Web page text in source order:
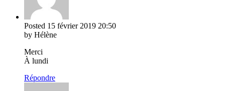
Posted 15 février 2019 20:50
by Hélène
Merci
À lundi
Répondre